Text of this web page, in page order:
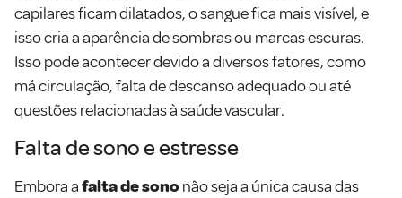
capilares ficam dilatados, o sangue fica mais visível, e
isso cria a aparência de sombras ou marcas escuras.
Isso pode acontecer devido a diversos fatores, como
má circulação, falta de descanso adequado ou até
questões relacionadas à saúde vascular.
Falta de sono e estresse
Embora afalta de sono não seja a única causa das